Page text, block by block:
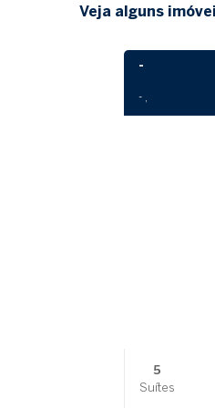
Veja alguns
-
- ,
5
Suítes